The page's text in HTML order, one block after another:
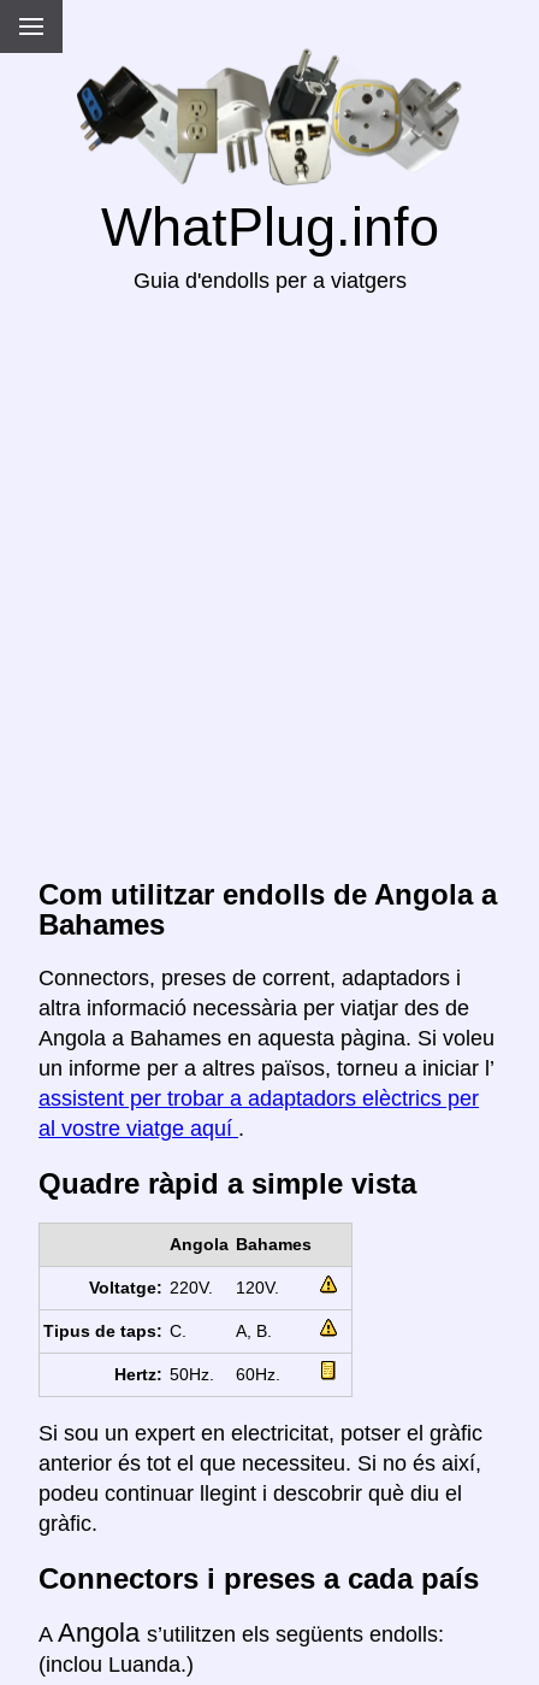
WhatPlug.info
Guia d'endolls per a viatgers
Com utilitzar endolls de Angola a
Bahames
Connectors, preses de corrent, adaptadors i
altra informació necessària per viatjar des de
Angola a Bahames en aquesta pàgina. Si voleu
un informe per a altres països, torneu a iniciar l’
assistent per trobar a adaptadors elèctrics per
al vostre viatge aquí .
Quadre ràpid a simple vista
Angola Bahames
Voltatge: 220V. 120V.
Tipus de taps: C. A, B.
Hertz: 50Hz. 60Hz.
Si sou un expert en electricitat, potser el gràfic
anterior és tot el que necessiteu. Si no és així,
podeu continuar llegint i descobrir què diu el
gràfic.
Connectors i preses a cada país
A Angola s’utilitzen els següents endolls:
(inclou Luanda.)